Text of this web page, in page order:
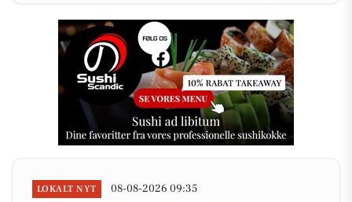
LOKALT NYT 08-08-2026 09:35